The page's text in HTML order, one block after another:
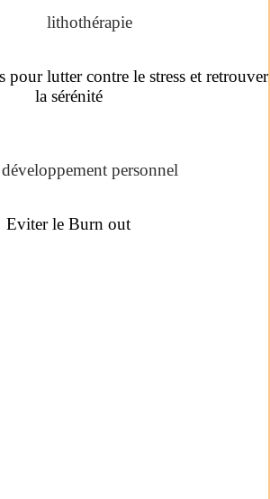
lithothérapie
pour lutter contre le stress et retrouver
la sérénité
développement personnel
Eviter le Burn out